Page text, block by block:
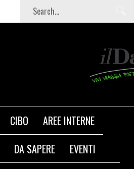
CIBO
AREE INTERNE
DA SAPERE
EVENTI